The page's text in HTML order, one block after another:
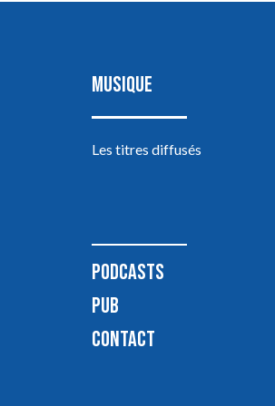
MUSIQUE
Les titres diffusés
PODCASTS
PUB
CONTACT